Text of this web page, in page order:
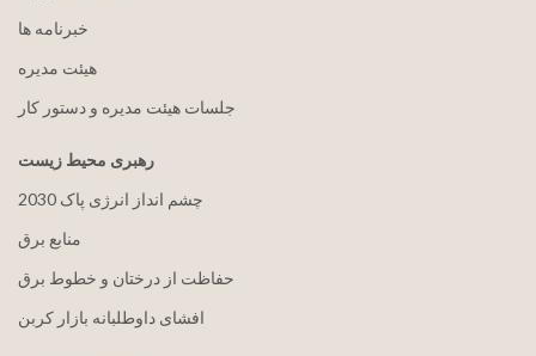
خبرنامه ها
هيئت مدیره
جلسات هیئت مدیره و دستور کار
رهبری محیط زیست
2030 چشم انداز انرژی پاک
منابع برق
حفاظت از درختان و خطوط برق
افشای داوطلبانه بازار کربن